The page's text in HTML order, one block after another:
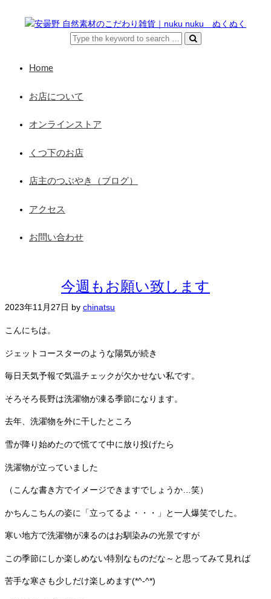
Home
お店について
オンラインストア
くつ下のお店
店主のつぶやき（ブログ）
アクセス
お問い合わせ
今週もお願い致します
2023年11月27日 by chinatsu
こんにちは。
ジェットコースターのような陽気が続き
毎日天気予報で気温チェックが欠かせない私です。
そろそろ長野は洗濯物が凍る季節になります。
去年、洗濯物を外に干したところ
雪が降り始めたので慌てて中に放り投げたら
洗濯物が立っていました
（こんな書き方でイメージできますでしょうか…笑）
かちんこちんの姿に「立ってるよ・・・」と一人爆笑でした。
寒い地方で洗濯物が凍るのはお馴染みの光景ですが
この季節にしか楽しめない特別なものだな～と思ってみて見れば
苦手な寒さも少しだけ楽しめます(*^-^*)